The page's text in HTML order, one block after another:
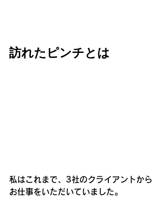
訪れたピンチとは
私はこれまで、3社のクライアントから
お仕事をいただいていました。